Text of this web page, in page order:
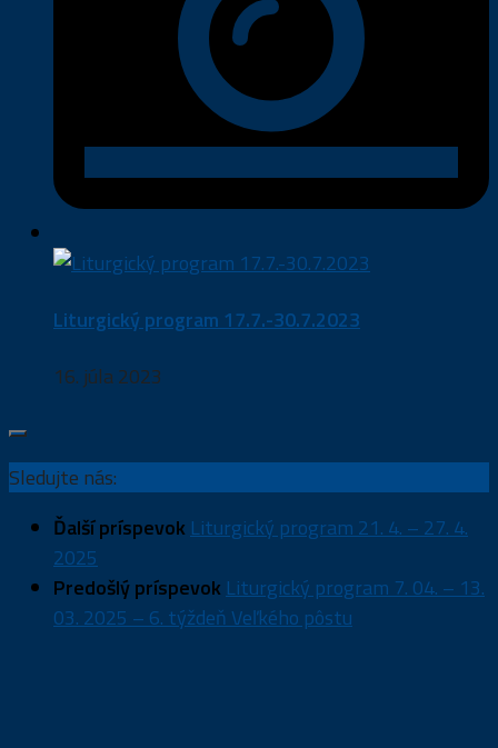
Liturgický program 17.7.-30.7.2023
16. júla 2023
Sledujte nás:
Ďalší príspevok Liturgický program 21. 4. – 27. 4.
2025
Predošlý príspevok Liturgický program 7. 04. – 13.
03. 2025 – 6. týždeň Veľkého pôstu